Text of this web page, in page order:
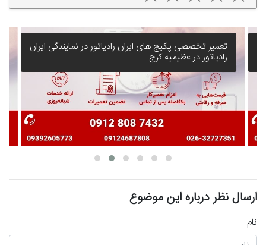
ارائه خدمات 24 ساعته نمایندگی ایران رادیاتور در مهرشهر
کرج
ارسال نظر درباره این موضوع
نام